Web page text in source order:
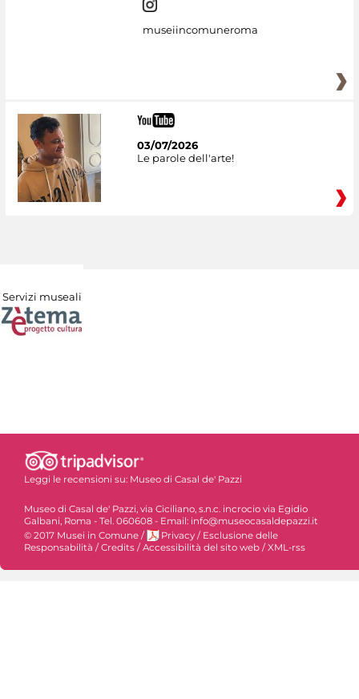
museiincomuneroma
03/07/2026
Le parole dell'arte!
Servizi museali
Leggi le recensioni su: Museo di Casal de' Pazzi
Museo di Casal de' Pazzi, via Ciciliano, s.n.c. incrocio via Egidio
Galbani, Roma - Tel. 060608 - Email: info@museocasaldepazzi.it
© 2017 Musei in Comune / Privacy / Esclusione delle
Responsabilità /Credits /Accessibilità del sito web /XML-rss